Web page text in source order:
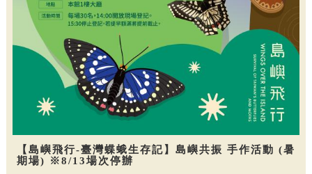
【島嶼飛行-臺灣蝶蛾生存記】島嶼共振 手作活動 (暑
期場) ※8/13場次停辦